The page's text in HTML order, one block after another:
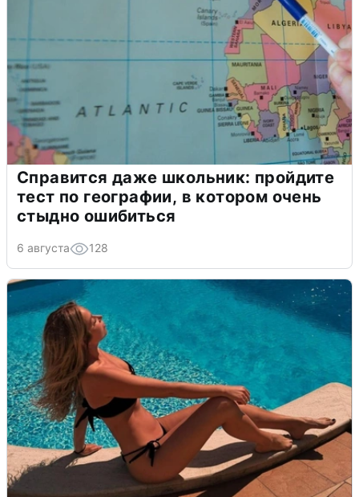
Справится даже школьник: пройдите
тест по географии, в котором очень
стыдно ошибиться
6 августа 128